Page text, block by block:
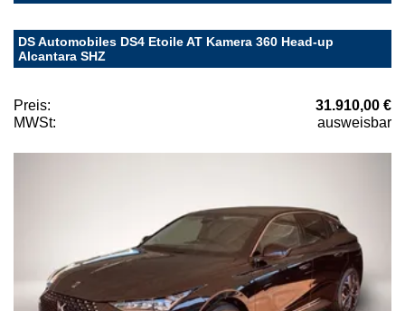
DS Automobiles DS4 Etoile AT Kamera 360 Head-up
Alcantara SHZ
Preis:
31.910,00 €
MWSt:
ausweisbar